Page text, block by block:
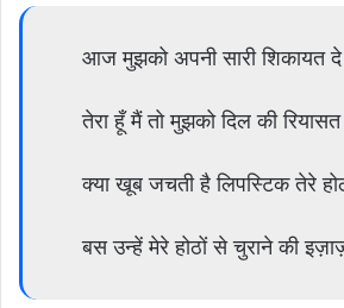
आज मुझको अपनी सारी शिकायत दे
तेरा हूँ मैं तो मुझको दिल की रियासत
क्या खूब जचती है लिपस्टिक तेरे
बस उन्हें मेरे होठों से चुराने की